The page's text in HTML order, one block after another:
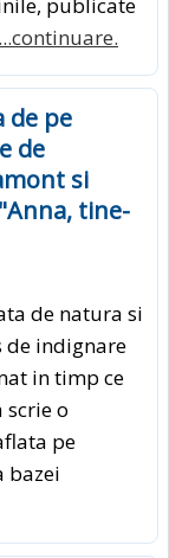
...continuare.
de pe
de
si
tine-
de natura si
de indignare
in timp ce
o
pe
bazei